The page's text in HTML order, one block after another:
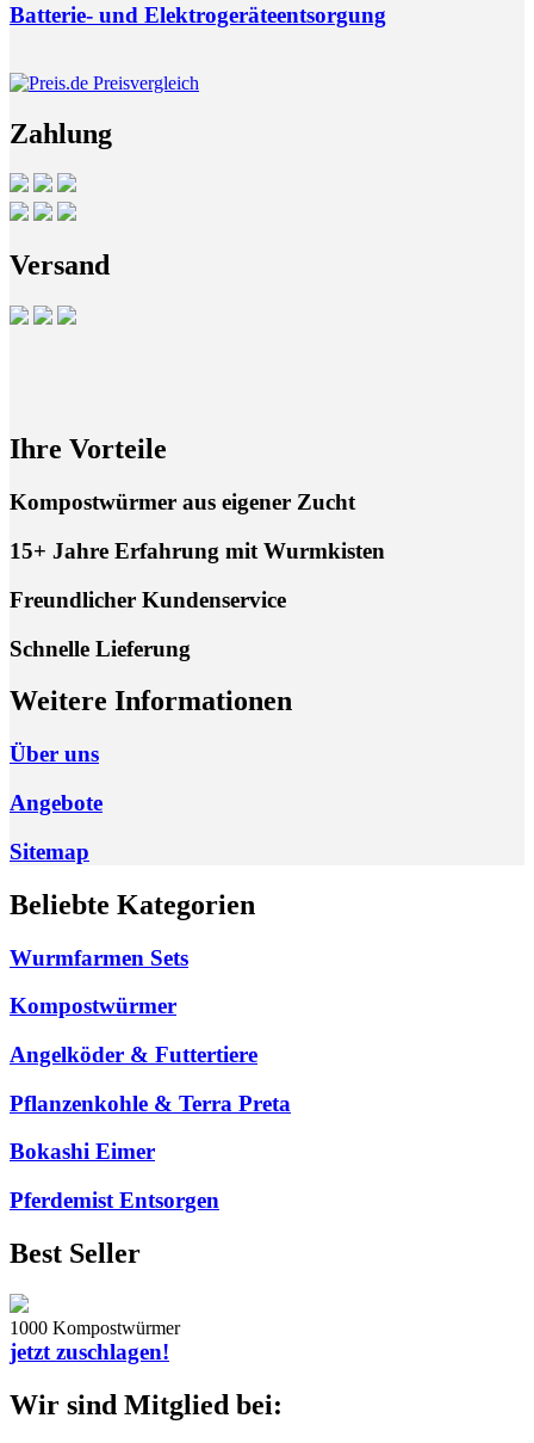
Batterie- und Elektrogeräteentsorgung
Zahlung
Versand
Ihre Vorteile
Kompostwürmer aus eigener Zucht
15+ Jahre Erfahrung mit Wurmkisten
Freundlicher Kundenservice
Schnelle Lieferung
Weitere Informationen
Über uns
Angebote
Sitemap
Beliebte Kategorien
Wurmfarmen Sets
Kompostwürmer
Angelköder & Futtertiere
Pflanzenkohle & Terra Preta
Bokashi Eimer
Pferdemist Entsorgen
Best Seller
1000 Kompostwürmer
jetzt zuschlagen!
Wir sind Mitglied bei: